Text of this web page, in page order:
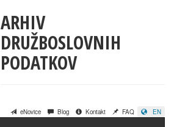
ARHIV
DRUŽBOSLOVNIH
PODATKOV
eNovice Blog Kontakt FAQ EN